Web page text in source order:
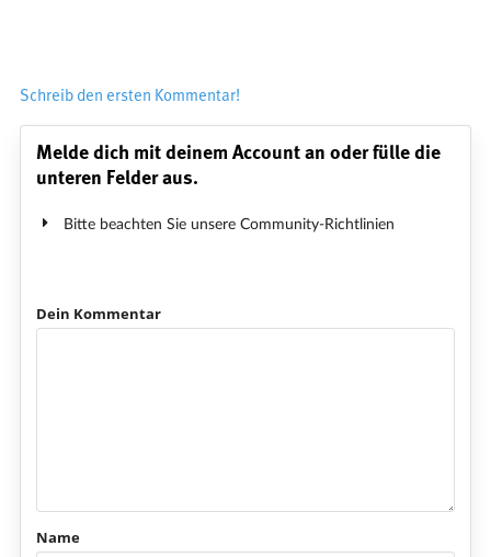
Schreib den ersten Kommentar!
Melde dich mit deinem Account an oder fülle die
unteren Felder aus.
Bitte beachten Sie unsere Community-Richtlinien
Dein Kommentar
Name